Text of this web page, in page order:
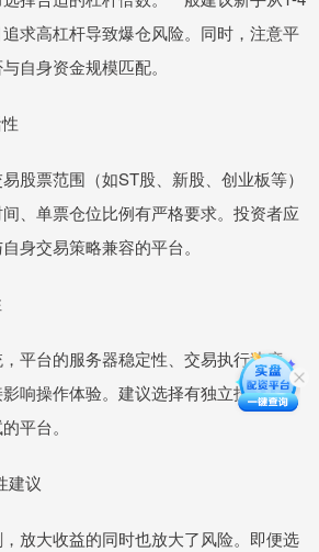
求高杠杆导致爆仓风险。同时，注意平
自身资金规模匹配。
股票范围（如ST股、新股、创业板等）
、单票仓位比例有严格要求。投资者应
身交易策略兼容的平台。
平台的服务器稳定性、交易执行速度、
响操作体验。建议选择有独立技术团
平台。
建议
放大收益的同时也放大了风险。即便选